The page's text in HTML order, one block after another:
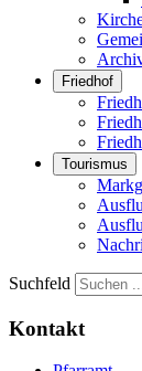
Friedhof
Tourismus
Suchfeld
Kontakt